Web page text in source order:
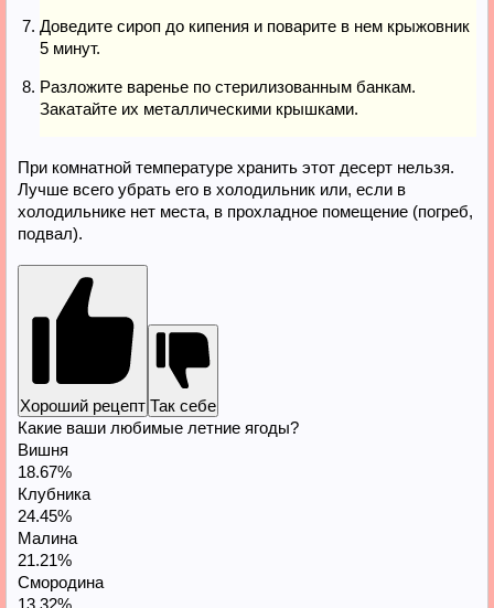
Доведите сироп до кипения и поварите в нем крыжовник
5 минут.
Разложите варенье по стерилизованным банкам.
Закатайте их металлическими крышками.
При комнатной температуре хранить этот десерт нельзя.
Лучше всего убрать его в холодильник или, если в
холодильнике нет места, в прохладное помещение (погреб,
подвал).
Хороший рецепт Так себе
Какие ваши любимые летние ягоды?
Вишня
18.67%
Клубника
24.45%
Малина
21.21%
Смородина
13.32%